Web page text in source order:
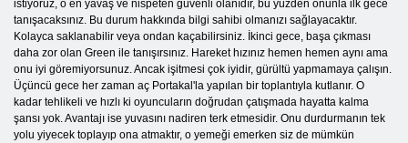
istiyoruz, o en yavaş ve nispeten güvenli olanıdır, bu yüzden onunla ilk gece
tanışacaksınız. Bu durum hakkında bilgi sahibi olmanızı sağlayacaktır.
Kolayca saklanabilir veya ondan kaçabilirsiniz. İkinci gece, başa çıkması
daha zor olan Green ile tanışırsınız. Hareket hızınız hemen hemen aynı ama
onu iyi göremiyorsunuz. Ancak işitmesi çok iyidir, gürültü yapmamaya çalışın.
Üçüncü gece her zaman aç Portakal'la yapılan bir toplantıyla kutlanır. O
kadar tehlikeli ve hızlı ki oyuncuların doğrudan çatışmada hayatta kalma
şansı yok. Avantajı ise yuvasını nadiren terk etmesidir. Onu durdurmanın tek
yolu yiyecek toplayıp ona atmaktır, o yemeği emerken siz de mümkün